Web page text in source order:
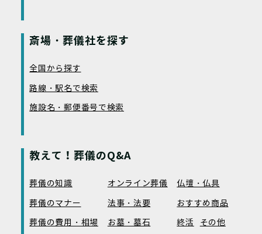
斎場・葬儀社を探す
全国から探す
路線・駅名で検索
施設名・郵便番号で検索
教えて！葬儀のQ&A
葬儀の知識 オンライン葬儀
仏壇・仏具
葬儀のマナー
法事・法要
おすすめ商品
葬儀の費用・相場
お墓・墓石 終活 その他